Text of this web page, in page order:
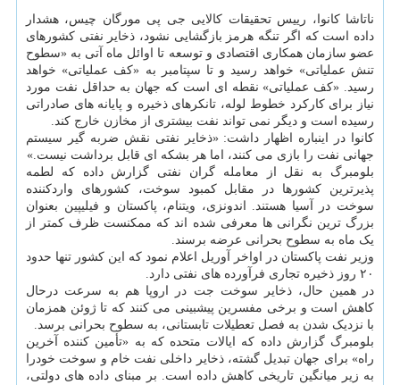
ناتاشا کانوا، رییس تحقیقات کالایی جی پی مورگان چیس، هشدار
داده است که اگر تنگه هرمز بازگشایی نشود، ذخایر نفتی کشورهای
عضو سازمان همکاری اقتصادی و توسعه تا اوائل ماه آتی به «سطوح
تنش عملیاتی» خواهد رسید و تا سپتامبر به «کف عملیاتی» خواهد
رسید. «کف عملیاتی» نقطه ای است که جهان به حداقل نفت مورد
نیاز برای کارکرد خطوط لوله، تانکرهای ذخیره و پایانه های صادراتی
رسیده است و دیگر نمی تواند نفت بیشتری از مخازن خارج کند.
کانوا در اینباره اظهار داشت: «ذخایر نفتی نقش ضربه گیر سیستم
جهانی نفت را بازی می کنند، اما هر بشکه ای قابل برداشت نیست.»
بلومبرگ به نقل از معامله گران نفتی گزارش داده که لطمه
پذیرترین کشورها در مقابل کمبود سوخت، کشورهای واردکننده
سوخت در آسیا هستند. اندونزی، ویتنام، پاکستان و فیلیپین بعنوان
بزرگ ترین نگرانی ها معرفی شده اند که ممکنست ظرف کمتر از
یک ماه به سطوح بحرانی عرضه برسند.
وزیر نفت پاکستان در اواخر آوریل اعلام نمود که این کشور تنها حدود
۲۰ روز ذخیره تجاری فرآورده های نفتی دارد.
در همین حال، ذخایر سوخت جت در اروپا هم به سرعت درحال
کاهش است و برخی مفسرین پیشبینی می کنند که تا ژوئن همزمان
با نزدیک شدن به فصل تعطیلات تابستانی، به سطوح بحرانی برسد.
بلومبرگ گزارش داده که ایالات متحده که به «تأمین کننده آخرین
راه» برای جهان تبدیل گشته، ذخایر داخلی نفت خام و سوخت خودرا
به زیر میانگین تاریخی کاهش داده است. بر مبنای داده های دولتی،